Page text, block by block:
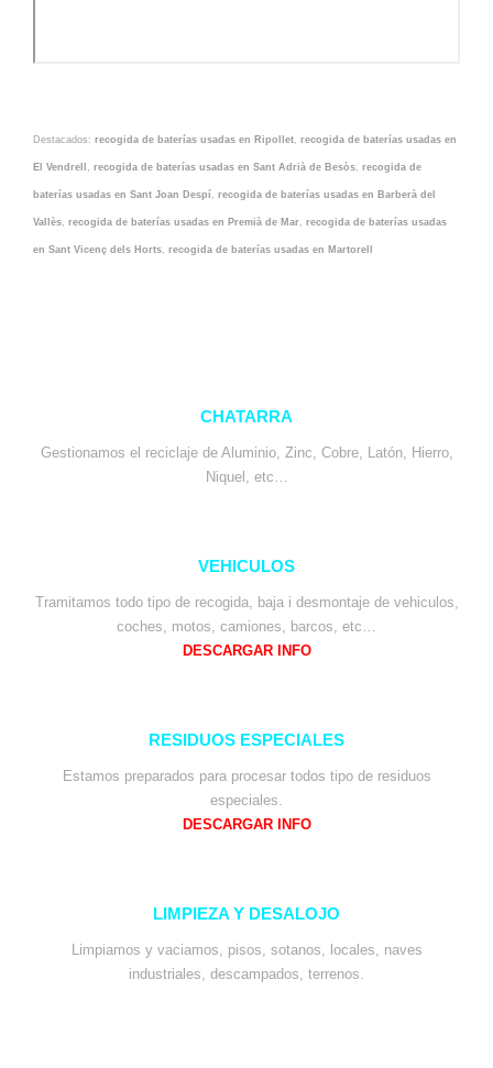
Destacados: recogida de baterías usadas en Ripollet, recogida de baterías usadas en
El Vendrell , recogida de baterías usadas en Sant Adrià de Besòs, recogida de
baterías usadas en Sant Joan Despí , recogida de baterías usadas en Barberà del
Vallès, recogida de baterías usadas en Premià de Mar, recogida de baterías usadas
en Sant Vicenç dels Horts, recogida de baterías usadas en Martorell
CHATARRA
Gestionamos el reciclaje de Aluminio, Zinc, Cobre, Latón, Hierro,
Niquel, etc…
VEHICULOS
Tramitamos todo tipo de recogida, baja i desmontaje de vehiculos,
coches, motos, camiones, barcos, etc…
DESCARGAR INFO
RESIDUOS ESPECIALES
Estamos preparados para procesar todos tipo de residuos
especiales.
DESCARGAR INFO
LIMPIEZA Y DESALOJO
Limpiamos y vaciamos, pisos, sotanos, locales, naves
industriales, descampados, terrenos.